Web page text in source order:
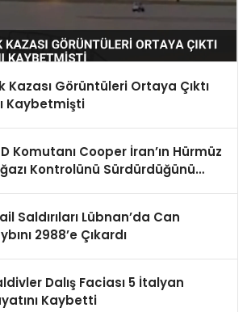
Kazası Görüntüleri Ortaya Çıktı
Kaybetmişti
Komutanı Cooper İran’ın Hürmüz
Kontrolünü Sürdürdüğünü
Saldırıları Lübnan’da Can
2988’e Çıkardı
Dalış Faciası 5 İtalyan
Kaybetti